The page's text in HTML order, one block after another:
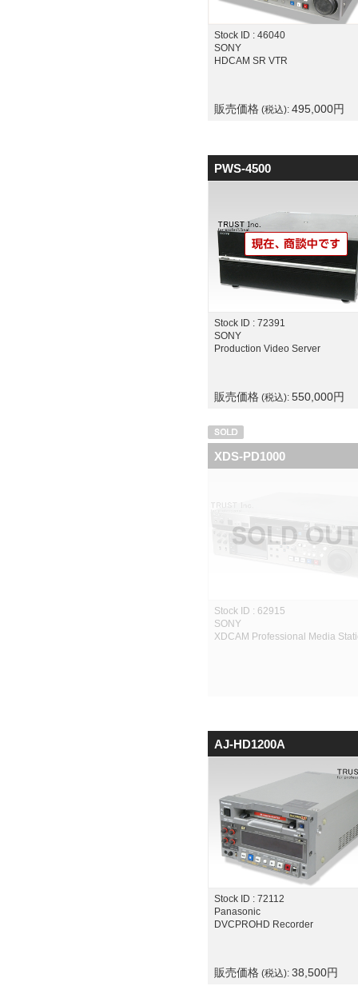
Stock ID : 46040
SONY
HDCAM SR VTR
販売価格 (税込): 495,000円
PWS-4500
Stock ID : 72391
SONY
Production Video Server
販売価格 (税込): 550,000円
XDS-PD1000
Stock ID : 62915
SONY
XDCAM Professional Media
AJ-HD1200A
Stock ID : 72112
Panasonic
DVCPROHD Recorder
販売価格 (税込): 38,500円